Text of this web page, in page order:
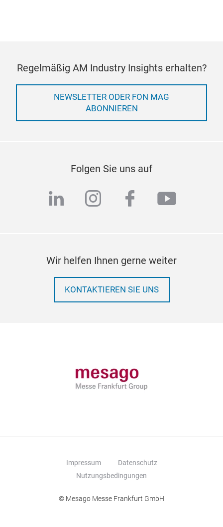
Regelmäßig AM Industry Insights erhalten?
NEWSLETTER ODER FON MAG
ABONNIEREN
Folgen Sie uns auf
linkedininstagram
facebook
Wir helfen Ihnen gerne weiter
KONTAKTIEREN SIE UNS
Impressum
Datenschutz
Nutzungsbedingungen
© Mesago Messe Frankfurt GmbH